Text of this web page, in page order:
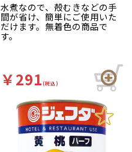
水煮なので、殻むきなどの手
間が省け、簡単にご使用いた
だけます。無着色の商品で
す。
￥291(税込)